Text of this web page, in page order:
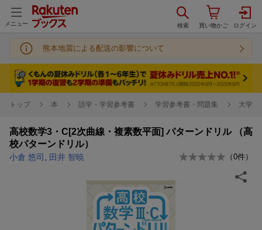
メニュー
熊本地震による配送の影響について
トップ 本 語学・学習参考書 学習参考書・問題集 大学受
高校数学3・C[2次曲線・複素数平面] パターンドリル （高
校パターンドリル）
小倉 悠司 田井 智暁 （0件）